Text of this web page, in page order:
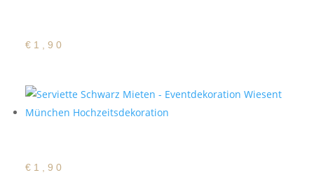
€ 1,90
€ 1,90